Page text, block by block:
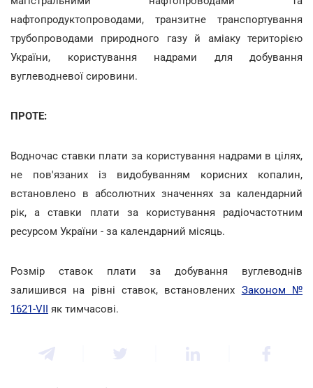
нафтопродуктопроводами, транзитне транспортування
трубопроводами природного газу й аміаку територією
України, користування надрами для добування
вуглеводневої сировини.
ПРОТЕ:
Водночас ставки плати за користування надрами в цілях,
не пов'язаних із видобуванням корисних копалин,
встановлено в абсолютних значеннях за календарний
рік, а ставки плати за користування радіочастотним
ресурсом України - за календарний місяць.
Розмір ставок плати за добування вуглеводнів
залишився на рівні ставок, встановлених Законом №
1621-VII як тимчасові.